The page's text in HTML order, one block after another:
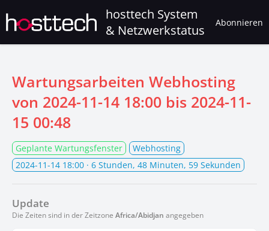
hosttech System
& Netzwerkstatus
Abonnieren
Wartungsarbeiten Webhosting
von 2024-11-14 18:00 bis 2024-11-
15 00:48
Geplante Wartungsfenster
Webhosting
2024-11-14 18:00 · 6 Stunden, 48 Minuten, 59 Sekunden
Update
Die Zeiten sind in der Zeitzone Africa/Abidjan angegeben